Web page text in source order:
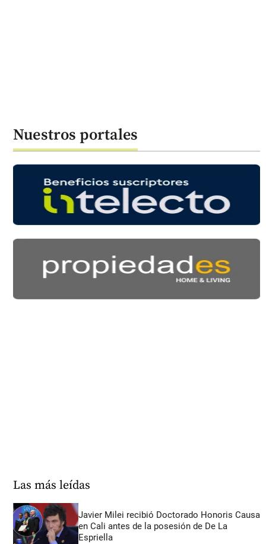
Nuestros portales
Las más leídas
Javier Milei recibió Doctorado Honoris Causa
en Cali antes de la posesión de De La
Espriella